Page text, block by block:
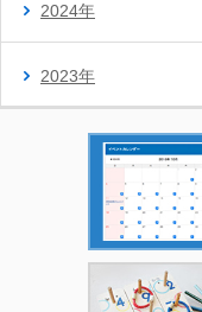
2024年
2023年